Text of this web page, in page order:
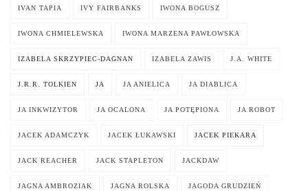
IVAN TAPIA IVY FAIRBANKS IWONA BOGUSZ
IWONA CHMIELEWSKA IWONA MARZENA PAWŁOWSKA
IZABELA SKRZYPIEC-DAGNAN IZABELA ZAWIS J.A. WHITE
J.R.R. TOLKIEN JA JA ANIELICA JA DIABLICA
JA INKWIZYTOR JA OCALONA JA POTĘPIONA JA ROBOT
JACEK ADAMCZYK JACEK ŁUKAWSKI JACEK PIEKARA
JACK REACHER JACK STAPLETON JACKDAW
JAGNA AMBROZIAK JAGNA ROLSKA JAGODA GRUDZIEŃ